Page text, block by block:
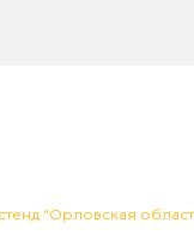
"Орловская